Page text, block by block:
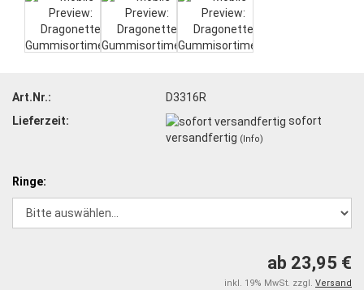
Art.Nr.:
D3316R
Lieferzeit:
sofort
versandfertig (Info)
Ringe:
ab 23,95 €
inkl. 19% MwSt. zzgl. Versand